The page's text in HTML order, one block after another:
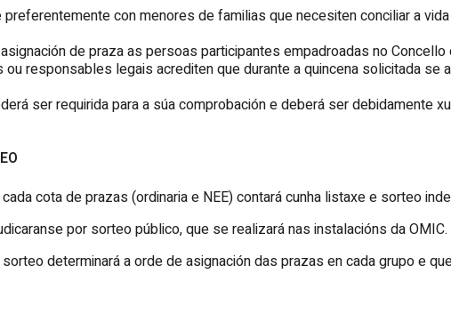
con menores de familias que necesiten conciliar a
de praza as persoas participantes empadroadas no Concello
responsables legais acrediten que durante a quincena solicitada se
ser requirida para a súa comprobación e deberá ser debidamente
cota de prazas (ordinaria e NEE) contará cunha listaxe e sorteo
por sorteo público, que se realizará nas instalacións da OMIC.
determinará a orde de asignación das prazas en cada grupo e